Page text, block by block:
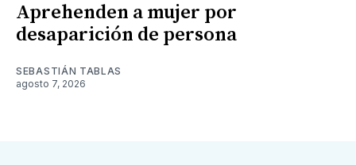
Aprehenden a mujer por
desaparición de persona
SEBASTIÁN TABLAS
agosto 7, 2026